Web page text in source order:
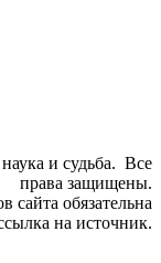
и судьба. Все
права защищены.
обязательна
на источник.